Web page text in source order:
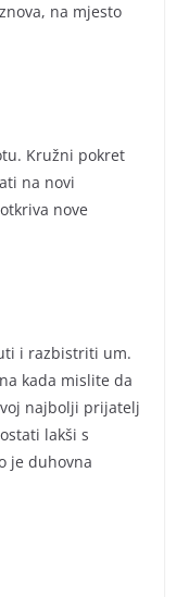
na mjesto
Kružni pokret
na novi
nove
i razbistriti um.
kada mislite da
najbolji prijatelj
lakši s
je duhovna